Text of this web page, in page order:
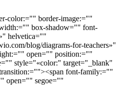
color:="" border-image:=""
box-shadow="" font-
helvetica=""
blog/diagrams-for-teachers»"
open="" position:=""
style="«color:" target="_blank"
font-family:=""
open="" segoe=""